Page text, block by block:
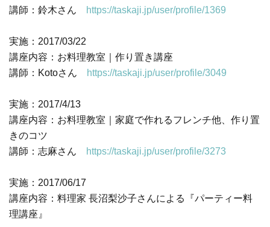
講師：鈴木さん
https://taskaji.jp/user/profile/1369
実施：2017/03/22
講座内容：お料理教室｜作り置き講座
講師：Kotoさん
https://taskaji.jp/user/profile/3049
実施：2017/4/13
講座内容：お料理教室｜家庭で作れるフレンチ他、作り置
きのコツ
講師：志麻さん
https://taskaji.jp/user/profile/3273
実施：2017/06/17
講座内容：料理家 長沼梨沙子さんによる『パーティー料
理講座』